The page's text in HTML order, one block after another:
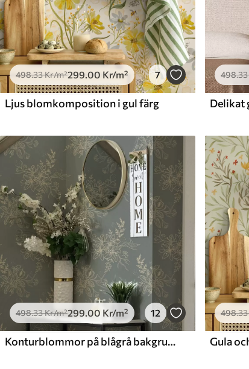
498.33Kr/m²299.00 Kr/m² 7
Ljus blomkomposition i gul färg
498.33
498.33Kr/m²299.00 Kr/m² 12
Konturblommor på blågrå bakgrund, elegant botaniskt mönster
498.33